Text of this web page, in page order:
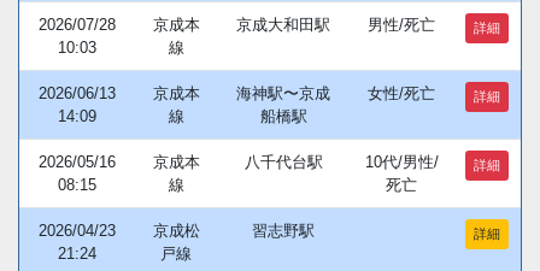
2026/07/28
10:03
京成本
線
京成大和田駅 男性/死亡 詳細
2026/06/13
14:09
京成本
線
海神駅〜京成
船橋駅
女性/死亡 詳細
2026/05/16
08:15
京成本
線
八千代台駅
10代/男性/
死亡
詳細
2026/04/23
21:24
京成松
戸線
習志野駅 詳細